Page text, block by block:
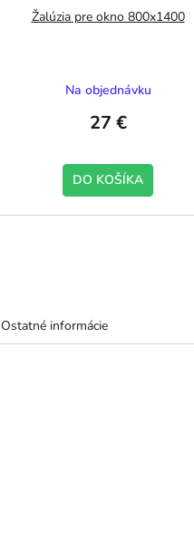
Žalúzia pre okno 800x1400
Na objednávku
27 €
DO KOŠÍKA
Ostatné informácie